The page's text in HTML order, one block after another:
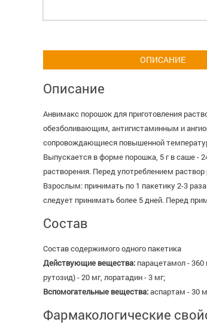
ОПИСАНИЕ
Описание
Анвимакс порошок для приготовления
обезболивающим, антигистаминным и
сопровождающиеся повышенной
Выпускается в форме порошка, 5 г в саше -
растворения. Перед употреблением
Взрослым: принимать по 1 пакетику 2-3
следует принимать более 5 дней. Перед
Состав
Состав содержимого одного пакетика
Действующие вещества: парацетамол - 360
рутозид) - 20 мг, лоратадин - 3 мг;
Вспомогательные вещества:аспартам - 30
Фармакологические